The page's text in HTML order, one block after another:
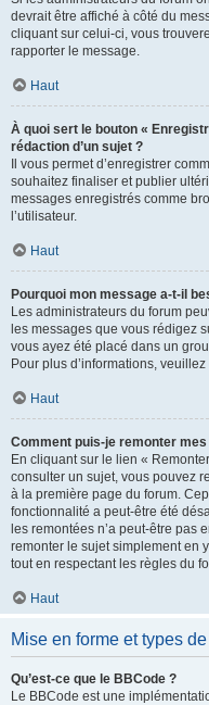
devrait être affiché à côté du
cliquant sur celui-ci, vous
rapporter le message.
Haut
À quoi sert le bouton «
rédaction d’un sujet ?
Il vous permet d’enregistrer
souhaitez finaliser et publier
messages enregistrés comme
l’utilisateur.
Haut
Pourquoi mon message a-t-il
Les administrateurs du forum
les messages que vous rédigez
vous ayez été placé dans un
Pour plus d’informations,
Haut
Comment puis-je remonter
En cliquant sur le lien «
consulter un sujet, vous pouvez
à la première page du forum.
fonctionnalité a peut-être été
les remontées n’a peut-être pas
remonter le sujet simplement en
tout en respectant les règles du
Haut
Mise en forme et types
Qu’est-ce que le BBCode ?
Le BBCode est une